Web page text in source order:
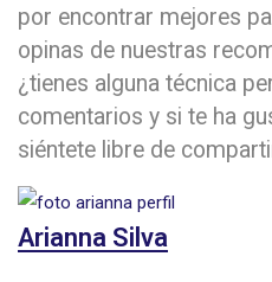
por encontrar mejores
opinas de nuestras
¿tienes alguna técnica
comentarios y si te ha
siéntete libre de
Arianna Silva